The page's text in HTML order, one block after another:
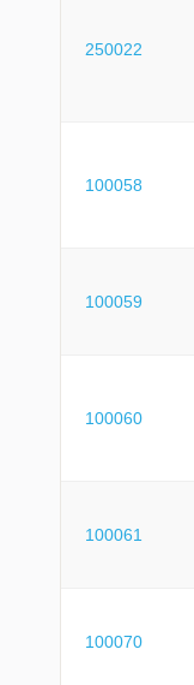
250022
100058
100059
100060
100061
100070